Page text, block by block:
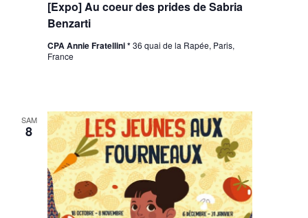
[Expo] Au coeur des prides de Sabria
Benzarti
CPA Annie Fratellini *36 quai de la Rapée, Paris,
France
SAM
8